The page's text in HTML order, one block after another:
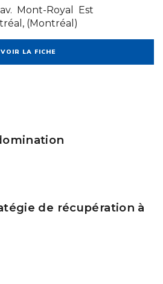
Mont-Royal Est
(Montréal)
VOIR LA FICHE
de récupération à